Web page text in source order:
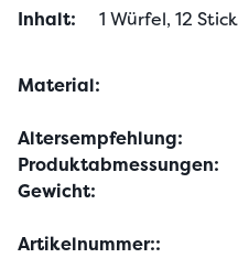
Inhalt:
1 Würfel, 12
Material:
Altersempfehlung:
Produktabmessungen:
Gewicht:
Artikelnummer::